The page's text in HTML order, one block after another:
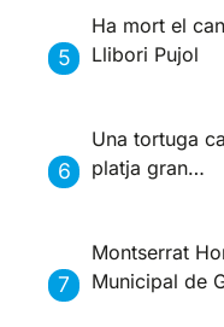
Ha mort el
Llibori Pujol
Una tortuga
platja gran…
Montserrat
Municipal de